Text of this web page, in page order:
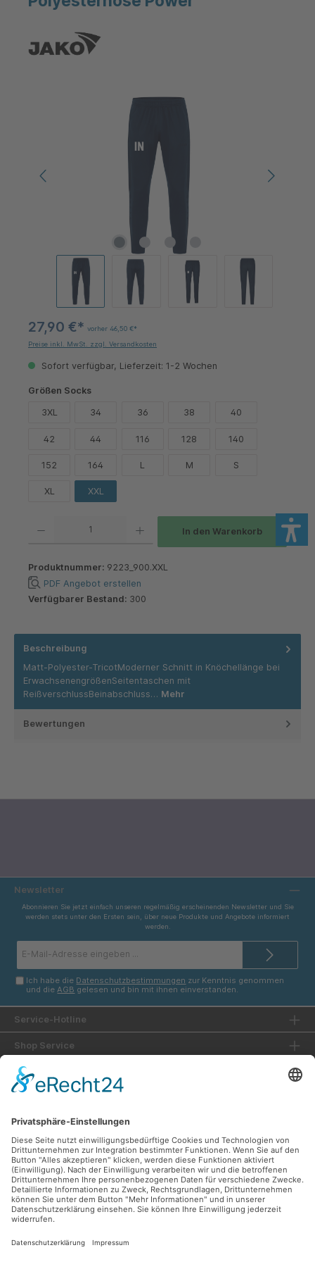
Bildergalerie überspringen
27,90 €* vorher 46,50 €*
Preise inkl. MwSt. zzgl. Versandkosten
Sofort verfügbar, Lieferzeit: 1-2 Wochen
Größen Socksauswählen
3XL 34 36 38 40
42 44 116 128 140
152 164 L M S
XL XXL
Produkt Anzahl: Gib den gewünschten Wert ein oder benutze die Schaltflächen um die
In den Warenkorb
Produktnummer: 9223_900.XXL
PDF Angebot erstellen
Verfügbarer Bestand: 300
Beschreibung
Matt-Polyester-TricotModerner Schnitt in Knöchellänge bei
ErwachsenengrößenSeitentaschen mit
ReißverschlussBeinabschluss… Mehr
Bewertungen
Newsletter
Abonnieren Sie jetzt einfach unseren regelmäßig erscheinenden Newsletter und Sie
werden stets unter den Ersten sein, über neue Produkte und Angebote informiert
werden.
Mail-
Ich habe die Datenschutzbestimmungen zur Kenntnis genommen
und die AGB gelesen und bin mit ihnen einverstanden.
Service-Hotline
Shop Service
Informationen
Versandarten
Unsere Communities
Zahlungsarten
Ladengeschäft